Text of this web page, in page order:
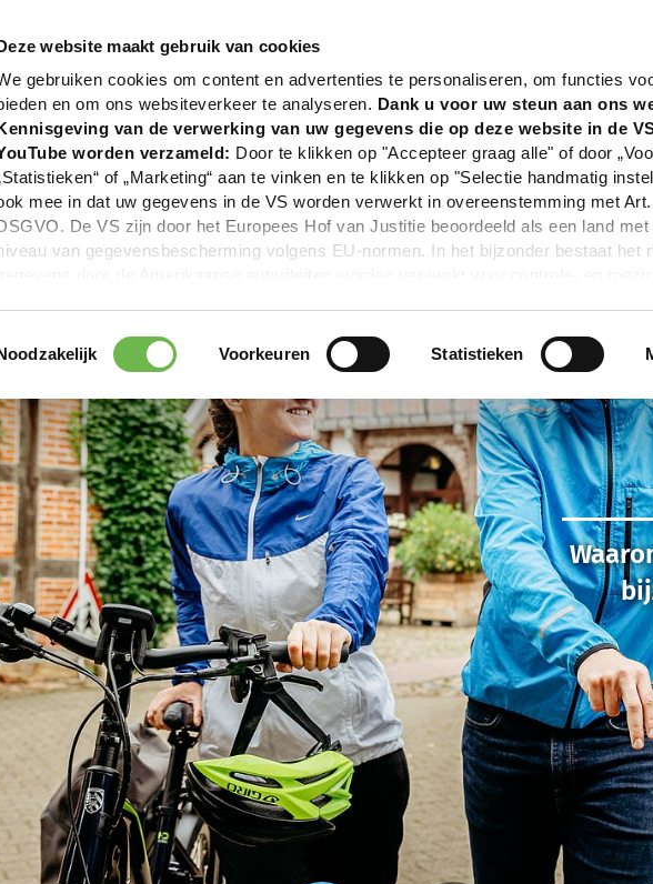
website maakt gebruik van cookies
gebruiken cookies om content en advertenties te personaliseren, om functies
en om ons websiteverkeer te analyseren. Dank u voor uw steun aan ons
van de verwerking van uw gegevens die op deze website in de
worden verzameld: Door te klikken op "Accepteer graag alle" of door
of „Marketing“ aan te vinken en te klikken op "Selectie handmatig
mee in dat uw gegevens in de VS worden verwerkt in overeenstemming met
De VS zijn door het Europees Hof van Justitie beoordeeld als een land
van gegevensbescherming volgens EU-normen. In het bijzonder bestaat het
niet plaatsvinden. Voor meer informatie, zie onze privacyverklaring.
We geven u hier graag meer gedetailleerde informatie:
|Impressum
Toestemmingsselectie
Voorkeuren Statistieken